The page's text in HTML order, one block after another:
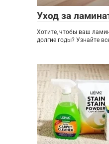
Уход за
Хотите, чтобы ваш
долгие годы? Узнайте